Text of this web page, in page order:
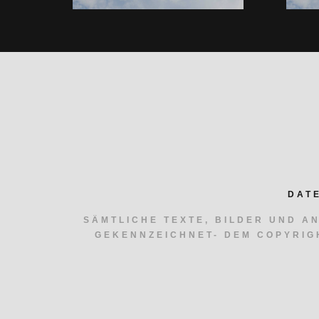
SÄMTLICHE TEXTE, BILDER UND
GEKENNZEICHNET- DEM